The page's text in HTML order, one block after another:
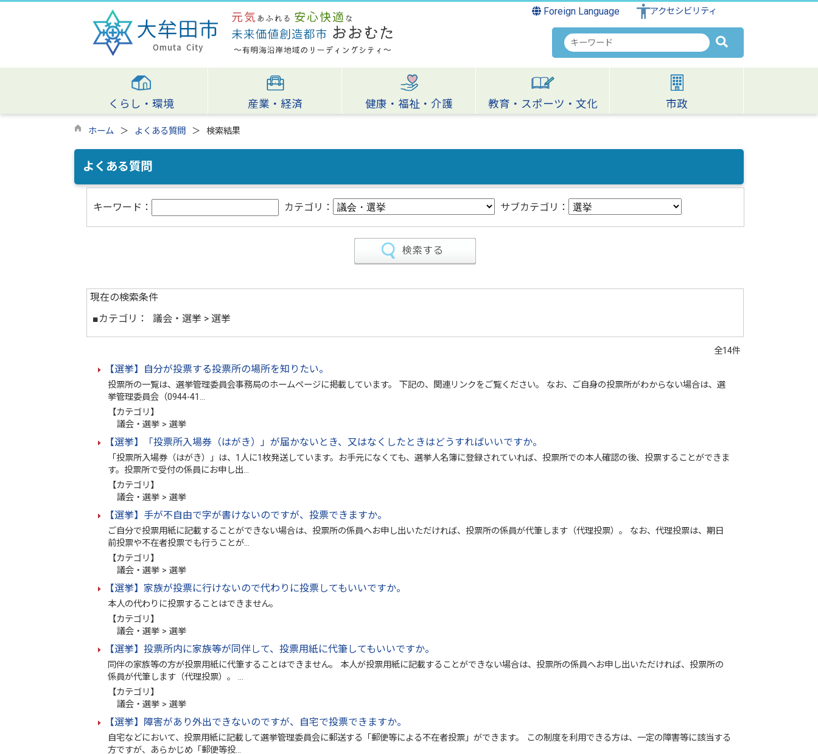
Foreign Language アクセシビリティ
検
索
キ
ワ
ー
くらし・環境 産業・経済 健康・福祉・介護 教育・スポーツ・文化 市政
ホーム よくある質問 検索結果
よくある質問
キーワード： カテゴリ： サブカテゴリ：
現在の検索条件
■カテゴリ：
議会・選挙 > 選挙
全14件
【選挙】自分が投票する投票所の場所を知りたい。
投票所の一覧は、選挙管理委員会事務局のホームページに掲載しています。 下記の、関連リンクをご覧ください。 なお、ご自身の投票所がわからない場合は、選
挙管理委員会（0944-41…
【カテゴリ】
議会・選挙 > 選挙
【選挙】「投票所入場券（はがき）」が届かないとき、又はなくしたときはどうすればいいですか。
「投票所入場券（はがき）」は、1人に1枚発送しています。お手元になくても、選挙人名簿に登録されていれば、投票所での本人確認の後、投票することができま
す。投票所で受付の係員にお申し出…
【カテゴリ】
議会・選挙 > 選挙
【選挙】手が不自由で字が書けないのですが、投票できますか。
ご自分で投票用紙に記載することができない場合は、投票所の係員へお申し出いただければ、投票所の係員が代筆します（代理投票）。 なお、代理投票は、期日
前投票や不在者投票でも行うことが…
【カテゴリ】
議会・選挙 > 選挙
【選挙】家族が投票に行けないので代わりに投票してもいいですか。
本人の代わりに投票することはできません。
【カテゴリ】
議会・選挙 > 選挙
【選挙】投票所内に家族等が同伴して、投票用紙に代筆してもいいですか。
同伴の家族等の方が投票用紙に代筆することはできません。 本人が投票用紙に記載することができない場合は、投票所の係員へお申し出いただければ、投票所の
係員が代筆します（代理投票）。 …
【カテゴリ】
議会・選挙 > 選挙
【選挙】障害があり外出できないのですが、自宅で投票できますか。
自宅などにおいて、投票用紙に記載して選挙管理委員会に郵送する「郵便等による不在者投票」ができます。 この制度を利用できる方は、一定の障害等に該当する
方ですが、あらかじめ「郵便等投…